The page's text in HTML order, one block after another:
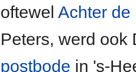
oftewel Achter de
Peters, werd ook
postbode in 's-